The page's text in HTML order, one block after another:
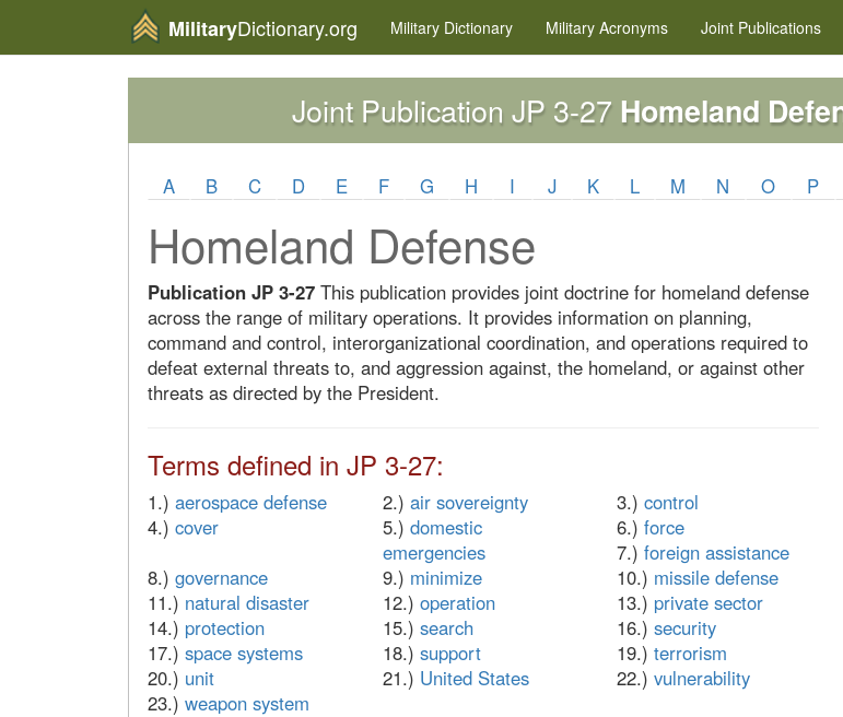
MilitaryDictionary.org Military Dictionary Military Acronyms Joint Publications
Joint Publication JP 3-27 Homeland
A B C D E F G H I J K L M N O P
Homeland Defense
Publication JP 3-27This publication provides joint doctrine for homeland defense
across the range of military operations. It provides information on planning,
command and control, interorganizational coordination, and operations required to
defeat external threats to, and aggression against, the homeland, or against other
threats as directed by the President.
Terms defined in JP 3-27:
1.) aerospace defense 2.) air sovereignty 3.)control
4.) cover 5.) domestic
emergencies
6.)force
7.)foreign assistance
8.) governance 9.) minimize 10.) missile defense
11.) natural disaster 12.) operation 13.) private sector
14.) protection 15.) search 16.)security
17.) space systems 18.) support 19.)terrorism
20.) unit 21.) United States 22.)vulnerability
23.) weapon system